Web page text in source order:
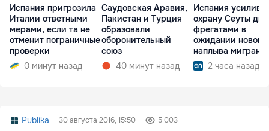
Испания пригрозила
Италии ответными
мерами, если та не
отменит пограничные
проверки
0 минут назад
Саудовская Аравия,
Пакистан и Турция
образовали
оборонительный
союз
40 минут назад
Испания
охрану Сеуты
фрегатами в
ожидании нового
наплыва
2 часа назад
Publika 30 августа 2016, 15:50 5 003